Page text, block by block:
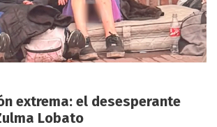
extrema: el desesperante
Lobato